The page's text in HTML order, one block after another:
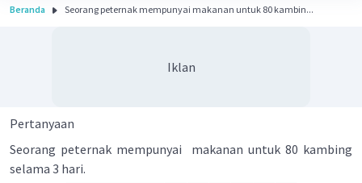
Beranda Seorang peternak mempunyai makanan untuk 80 kambin...
Iklan
Pertanyaan
Seorang peternak mempunyai makanan untuk 80 kambing
selama 3 hari.